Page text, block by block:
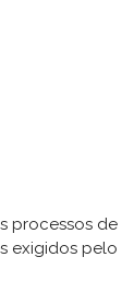
processos de
exigidos pelo